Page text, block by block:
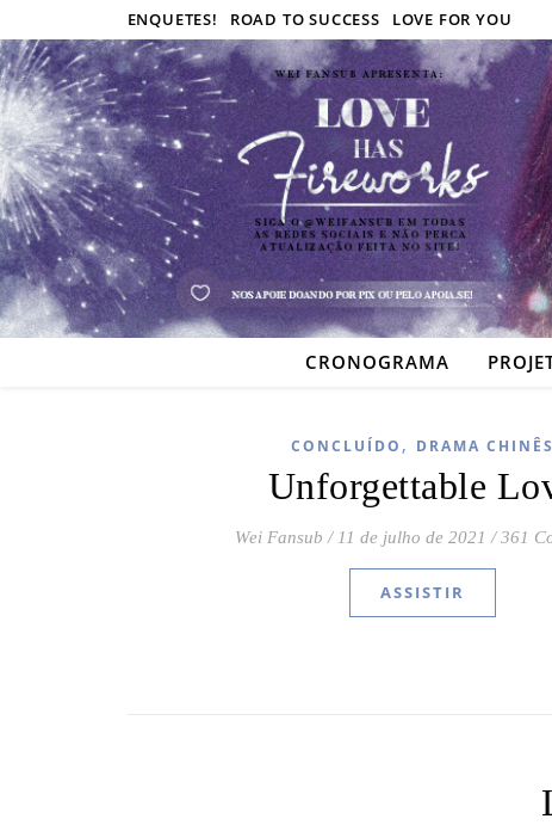
ENQUETES! ROAD TO SUCCESS LOVE FOR YOU
CRONOGRAMA
CONCLUÍDO , DRAMA CHINÊS
Unforgettable
Wei Fansub / 11 de julho de 2021 / 361
ASSISTIR